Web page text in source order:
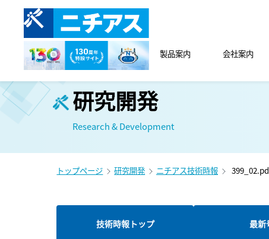
製品案内 会社案内
研究開発
Research & Development
トップページ 研究開発 ニチアス技術時報
技術時報トップ 最新